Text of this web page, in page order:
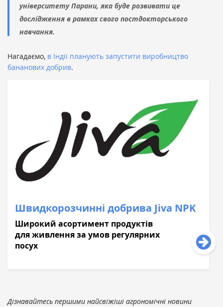
університету Парани, яка буде розвивати це
дослідження в рамках свого постдокторського
навчання.
Нагадаємо, в Індії планують запустити виробництво
бананових добрив.
Швидкорозчинні добрива Jiva NPK
Широкий асортимент продуктів
для живлення за умов регулярних
посух
Дізнавайтесь першими найсвіжіші агрономічні новини